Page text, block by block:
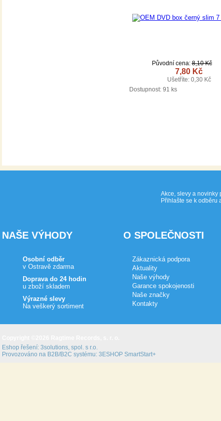
Původní cena:8,10 Kč
7,80 Kč
Ušetříte: 0,30 Kč
Dostupnost: 91 ks
Akce, slevy a novinky
Přihlašte se k odběru
NAŠE VÝHODY
Osobní odběr
v Ostravě zdarma
Doprava do 24 hodin
u zboží skladem
Výrazné slevy
Na veškerý sortiment
O SPOLEČNOSTI
Zákaznická podpora
Aktuality
Naše výhody
Garance spokojenosti
Naše značky
Kontakty
Eshop řešení: 3solutions, spol. s r.o.
Provozováno na B2B/B2C systému: 3ESHOP SmartStart+